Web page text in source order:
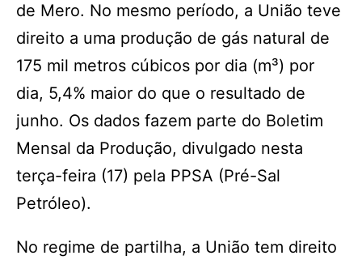
de Mero. No mesmo período, a União teve
direito a uma produção de gás natural de
175 mil metros cúbicos por dia (m³) por
dia, 5,4% maior do que o resultado de
junho. Os dados fazem parte do Boletim
Mensal da Produção, divulgado nesta
terça-feira (17) pela PPSA (Pré-Sal
Petróleo).
No regime de partilha, a União tem direito